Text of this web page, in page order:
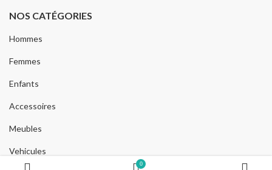
NOS CATÉGORIES
Hommes
Femmes
Enfants
Accessoires
Meubles
Vehicules
0